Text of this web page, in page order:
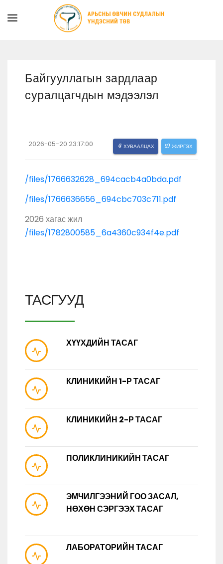
ХУУЛЬ ЭРХ ЗҮЙ
МЭДЭЭ
СУРГАЛТЫН АЛБА
Байгууллагын зардлаар
суралцагчдын мэдээлэл
2026-05-20 23:17:00 ХУВААЛЦАХ ЖИРГЭХ
/files/1766632628_694cacb4a0bda.pdf
/files/1766636656_694cbc703c711.pdf
2026 хагас жил
/files/1782800585_6a4360c934f4e.pdf
ТАСГУУД
ХҮҮХДИЙН ТАСАГ
КЛИНИКИЙН 1-Р ТАСАГ
КЛИНИКИЙН 2-Р ТАСАГ
ПОЛИКЛИНИКИЙН ТАСАГ
ЭМЧИЛГЭЭНИЙ ГОО ЗАСАЛ,
НӨХӨН СЭРГЭЭХ ТАСАГ
ЛАБОРАТОРИЙН ТАСАГ